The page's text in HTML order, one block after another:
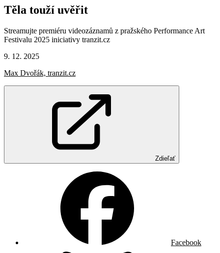
Těla touží uvěřit
Streamujte premiéru videozáznamů z pražského Performance Art
Festivalu 2025 iniciativy tranzit.cz
9. 12. 2025
Max Dvořák, tranzit.cz
Zdieľať
Facebook